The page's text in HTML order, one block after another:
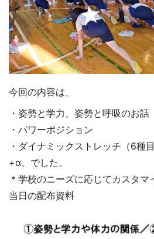
今回の内容は、
・姿勢と学力、姿勢と呼吸のお話
・パワーポジション
・ダイナミックストレッチ（6種目
+α、でした。
＊学校のニーズに応じてカスタマ
当日の配布資料